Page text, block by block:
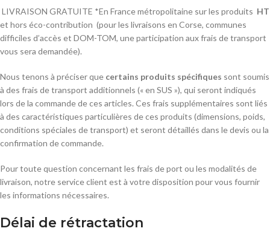
LIVRAISON GRATUITE *En France métropolitaine sur les produits HT
et hors éco-contribution (pour les livraisons en Corse, communes
difficiles d’accès et DOM-TOM, une participation aux frais de transport
vous sera demandée).
Nous tenons à préciser que certains produits spécifiques sont soumis
à des frais de transport additionnels (« en SUS »), qui seront indiqués
lors de la commande de ces articles. Ces frais supplémentaires sont liés
à des caractéristiques particulières de ces produits (dimensions, poids,
conditions spéciales de transport) et seront détaillés dans le devis ou la
confirmation de commande.
Pour toute question concernant les frais de port ou les modalités de
livraison, notre service client est à votre disposition pour vous fournir
les informations nécessaires.
Délai de rétractation